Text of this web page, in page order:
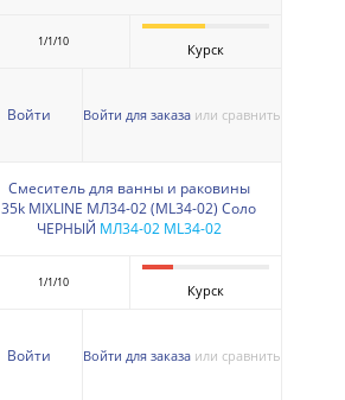
1/1/10 Курск
Войти Войти для заказа или сравнить
Смеситель для ванны и раковины
35k MIXLINE МЛ34-02 (ML34-02) Соло
ЧЕРНЫЙ МЛ34-02 ML34-02
1/1/10 Курск
Войти Войти для заказа или сравнить